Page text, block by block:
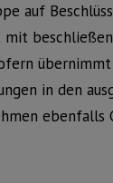
auf
übernimmt
in den
ebenfalls